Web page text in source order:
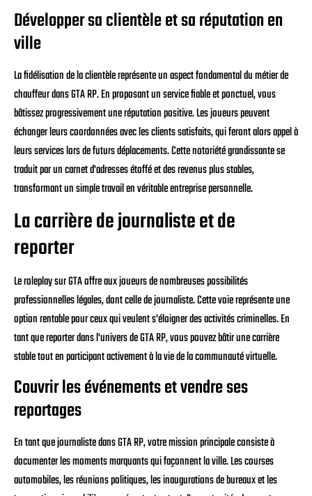
Développer sa clientèle et sa réputation en
ville
La fidélisation de la clientèle représente un aspect fondamental du métier de
chauffeur dans GTA RP. En proposant un service fiable et ponctuel, vous
bâtissez progressivement une réputation positive. Les joueurs peuvent
échanger leurs coordonnées avec les clients satisfaits, qui feront alors appel à
leurs services lors de futurs déplacements. Cette notoriété grandissante se
traduit par un carnet d'adresses étoffé et des revenus plus stables,
transformant un simple travail en véritable entreprise personnelle.
La carrière de journaliste et de
reporter
Le roleplay sur GTA offre aux joueurs de nombreuses possibilités
professionnelles légales, dont celle de journaliste. Cette voie représente une
option rentable pour ceux qui veulent s'éloigner des activités criminelles. En
tant que reporter dans l'univers de GTA RP, vous pouvez bâtir une carrière
stable tout en participant activement à la vie de la communauté virtuelle.
Couvrir les événements et vendre ses
reportages
En tant que journaliste dans GTA RP, votre mission principale consiste à
documenter les moments marquants qui façonnent la ville. Les courses
automobiles, les réunions politiques, les inaugurations de bureaux et les